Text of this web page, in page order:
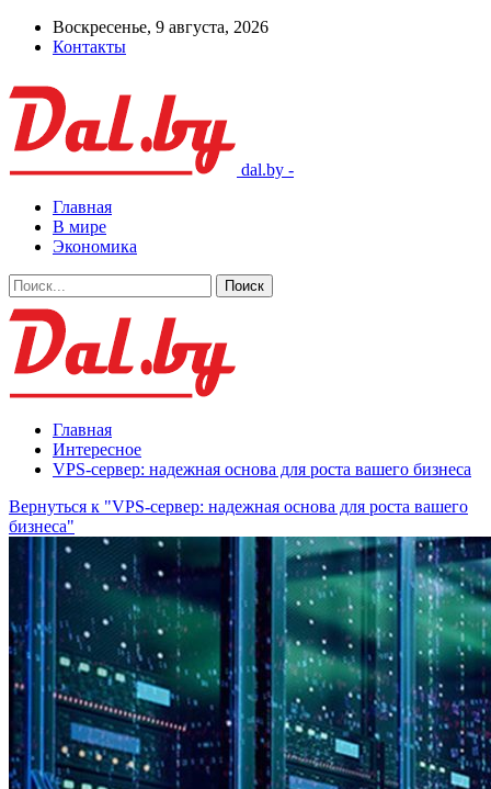
Воскресенье, 9 августа, 2026
Контакты
dal.by -
Главная
В мире
Экономика
Главная
Интересное
VPS-сервер: надежная основа для роста вашего бизнеса
Вернуться к "VPS-сервер: надежная основа для роста вашего
бизнеса"